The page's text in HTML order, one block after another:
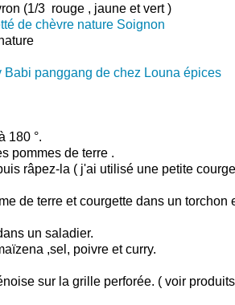
(1/3 rouge , jaune et vert )
de chèvre nature Soignon
Babi panggang de chez Louna épices
180 °.
pommes de terre .
râpez-la ( j'ai utilisé une petite
de terre et courgette dans un torchon
un saladier.
,sel, poivre et curry.
sur la grille perforée. ( voir